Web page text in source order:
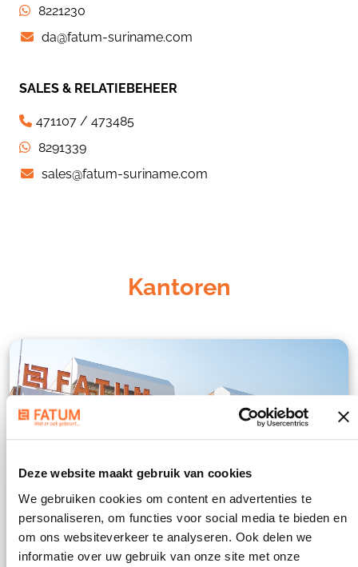
Deze website maakt gebruik van cookies
We gebruiken cookies om content en advertenties te
personaliseren, om functies voor social media te bieden en
om ons websiteverkeer te analyseren. Ook delen we
informatie over uw gebruik van onze site met onze
8221230
da@fatum-suriname.com
SALES & RELATIEBEHEER
471107 / 473485
8291339
sales@fatum-suriname.com
Kantoren